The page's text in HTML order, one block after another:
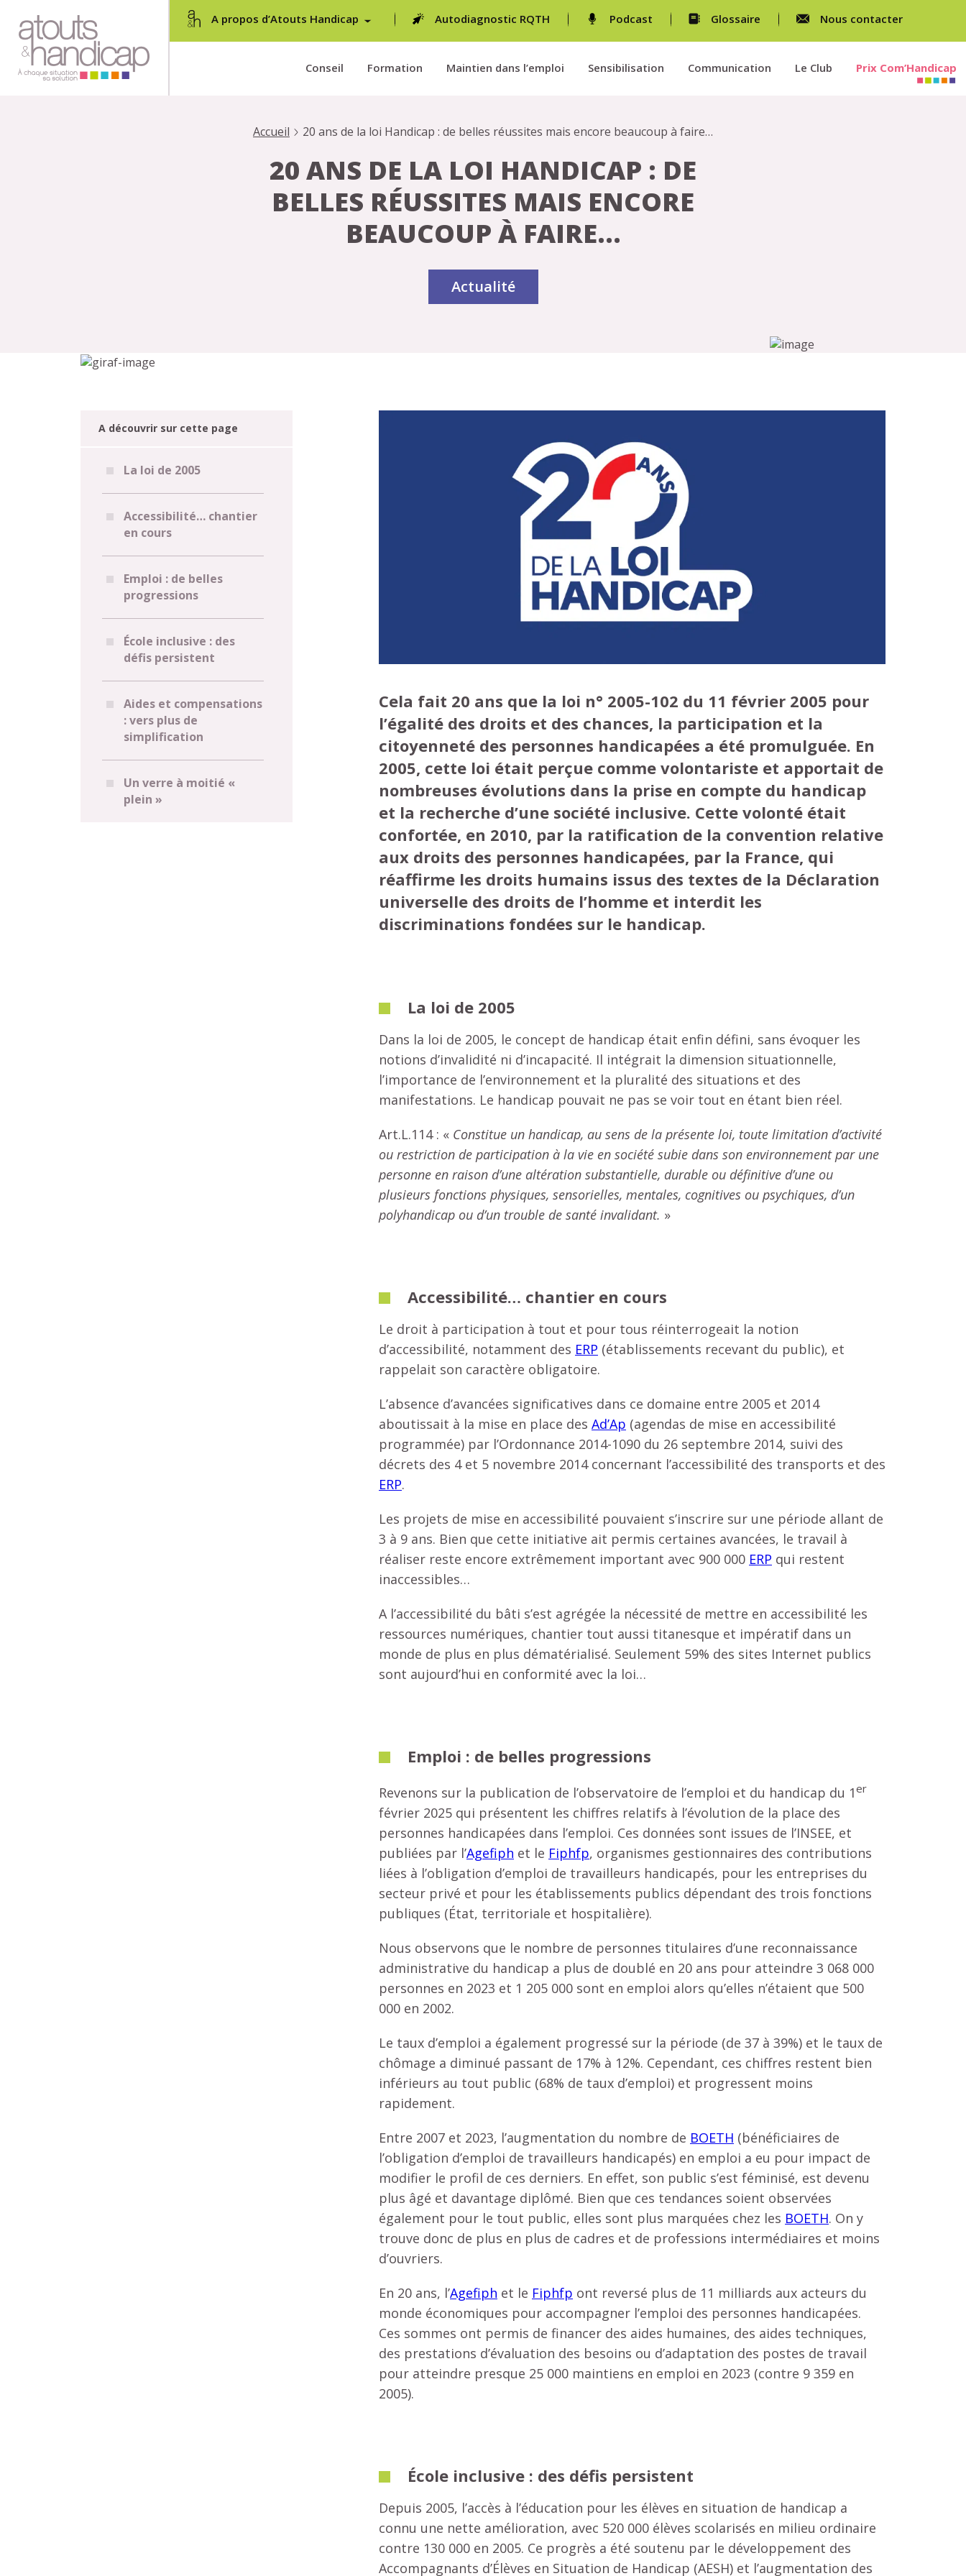
A propos d’Atouts Handicap Autodiagnostic RQTH Podcast Glossaire Nous contacter
Conseil Formation Maintien dans l’emploi Sensibilisation Communication Le Club Prix Com’Handicap
Accueil 20 ans de la loi Handicap : de belles réussites mais encore beaucoup à faire…
20 ANS DE LA LOI HANDICAP : DE
BELLES RÉUSSITES MAIS ENCORE
BEAUCOUP À FAIRE…
Actualité
A découvrir sur cette page
La loi de 2005
Accessibilité… chantier
en cours
Emploi : de belles
progressions
École inclusive : des
défis persistent
Aides et compensations
: vers plus de
simplification
Un verre à moitié «
plein »
Cela fait 20 ans que la loi n° 2005-102 du 11 février 2005 pour
l’égalité des droits et des chances, la participation et la
citoyenneté des personnes handicapées a été promulguée. En
2005, cette loi était perçue comme volontariste et apportait de
nombreuses évolutions dans la prise en compte du handicap
et la recherche d’une société inclusive. Cette volonté était
confortée, en 2010, par la ratification de la convention relative
aux droits des personnes handicapées, par la France, qui
réaffirme les droits humains issus des textes de la Déclaration
universelle des droits de l’homme et interdit les
discriminations fondées sur le handicap.
La loi de 2005
Dans la loi de 2005, le concept de handicap était enfin défini, sans évoquer les
notions d’invalidité ni d’incapacité. Il intégrait la dimension situationnelle,
l’importance de l’environnement et la pluralité des situations et des
manifestations. Le handicap pouvait ne pas se voir tout en étant bien réel.
Art.L.114 : « Constitue un handicap, au sens de la présente loi, toute limitation d’activité
ou restriction de participation à la vie en société subie dans son environnement par une
personne en raison d’une altération substantielle, durable ou définitive d’une ou
plusieurs fonctions physiques, sensorielles, mentales, cognitives ou psychiques, d’un
polyhandicap ou d’un trouble de santé invalidant. »
Accessibilité… chantier en cours
Le droit à participation à tout et pour tous réinterrogeait la notion
d’accessibilité, notamment des ERP (établissements recevant du public), et
rappelait son caractère obligatoire.
L’absence d’avancées significatives dans ce domaine entre 2005 et 2014
aboutissait à la mise en place des Ad’Ap (agendas de mise en accessibilité
programmée) par l’Ordonnance 2014-1090 du 26 septembre 2014, suivi des
décrets des 4 et 5 novembre 2014 concernant l’accessibilité des transports et des
ERP.
Les projets de mise en accessibilité pouvaient s’inscrire sur une période allant de
3 à 9 ans. Bien que cette initiative ait permis certaines avancées, le travail à
réaliser reste encore extrêmement important avec 900 000 ERP qui restent
inaccessibles…
A l’accessibilité du bâti s’est agrégée la nécessité de mettre en accessibilité les
ressources numériques, chantier tout aussi titanesque et impératif dans un
monde de plus en plus dématérialisé. Seulement 59% des sites Internet publics
sont aujourd’hui en conformité avec la loi…
Emploi : de belles progressions
Revenons sur la publication de l’observatoire de l’emploi et du handicap du 1er
février 2025 qui présentent les chiffres relatifs à l’évolution de la place des
personnes handicapées dans l’emploi. Ces données sont issues de l’INSEE, et
publiées par l’Agefiph et le Fiphfp, organismes gestionnaires des contributions
liées à l’obligation d’emploi de travailleurs handicapés, pour les entreprises du
secteur privé et pour les établissements publics dépendant des trois fonctions
publiques (État, territoriale et hospitalière).
Nous observons que le nombre de personnes titulaires d’une reconnaissance
administrative du handicap a plus de doublé en 20 ans pour atteindre 3 068 000
personnes en 2023 et 1 205 000 sont en emploi alors qu’elles n’étaient que 500
000 en 2002.
Le taux d’emploi a également progressé sur la période (de 37 à 39%) et le taux de
chômage a diminué passant de 17% à 12%. Cependant, ces chiffres restent bien
inférieurs au tout public (68% de taux d’emploi) et progressent moins
rapidement.
Entre 2007 et 2023, l’augmentation du nombre de BOETH (bénéficiaires de
l’obligation d’emploi de travailleurs handicapés) en emploi a eu pour impact de
modifier le profil de ces derniers. En effet, son public s’est féminisé, est devenu
plus âgé et davantage diplômé. Bien que ces tendances soient observées
également pour le tout public, elles sont plus marquées chez les BOETH. On y
trouve donc de plus en plus de cadres et de professions intermédiaires et moins
d’ouvriers.
En 20 ans, l’Agefiph et le Fiphfp ont reversé plus de 11 milliards aux acteurs du
monde économiques pour accompagner l’emploi des personnes handicapées.
Ces sommes ont permis de financer des aides humaines, des aides techniques,
des prestations d’évaluation des besoins ou d’adaptation des postes de travail
pour atteindre presque 25 000 maintiens en emploi en 2023 (contre 9 359 en
2005).
École inclusive : des défis persistent
Depuis 2005, l’accès à l’éducation pour les élèves en situation de handicap a
connu une nette amélioration, avec 520 000 élèves scolarisés en milieu ordinaire
contre 130 000 en 2005. Ce progrès a été soutenu par le développement des
Accompagnants d’Élèves en Situation de Handicap (AESH) et l’augmentation des